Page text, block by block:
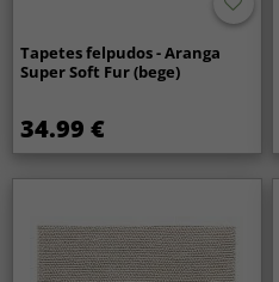
Tapetes felpudos - Aranga
Super Soft Fur (bege)
34.99 €